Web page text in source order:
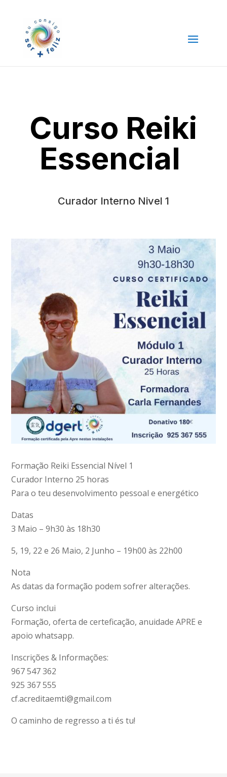
Curso Reiki
Essencial
Curador Interno Nivel 1
Formação Reiki Essencial Nível 1
Curador Interno 25 horas
Para o teu desenvolvimento pessoal e energético
Datas
3 Maio – 9h30 às 18h30
5, 19, 22 e 26 Maio, 2 Junho – 19h00 às 22h00
Nota
As datas da formação podem sofrer alterações.
Curso inclui
Formação, oferta de certeficação, anuidade APRE e
apoio whatsapp.
Inscrições & Informações:
967 547 362
925 367 555
cf.acreditaemti@gmail.com
O caminho de regresso a ti és tu!